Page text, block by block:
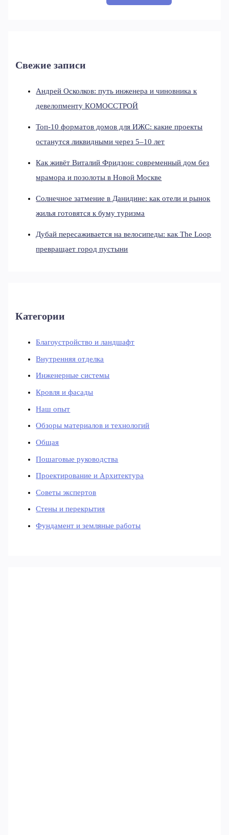
Свежие записи
Андрей Осколков: путь инженера и чиновника к
девелопменту КОМОССТРОЙ
Топ-10 форматов домов для ИЖС: какие проекты
останутся ликвидными через 5–10 лет
Как живёт Виталий Фридзон: современный дом без
мрамора и позолоты в Новой Москве
Солнечное затмение в Данидине: как отели и рынок
жилья готовятся к буму туризма
Дубай пересаживается на велосипеды: как The Loop
превращает город пустыни
Категории
Благоустройство и ландшафт
Внутренняя отделка
Инженерные системы
Кровля и фасады
Наш опыт
Обзоры материалов и технологий
Общая
Пошаговые руководства
Проектирование и Архитектура
Советы экспертов
Стены и перекрытия
Фундамент и земляные работы